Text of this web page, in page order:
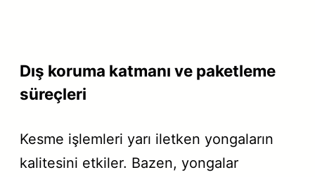
Dış koruma katmanı ve paketleme
süreçleri
Kesme işlemleri yarı iletken yongaların
kalitesini etkiler. Bazen, yongalar